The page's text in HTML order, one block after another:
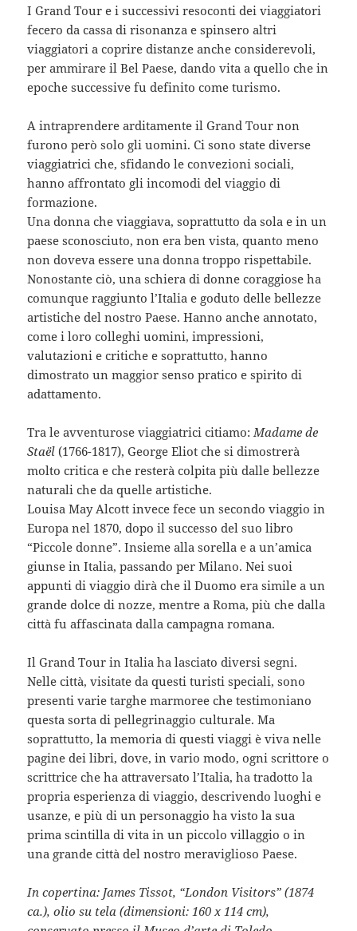
I Grand Tour e i successivi resoconti dei viaggiatori
fecero da cassa di risonanza e spinsero altri
viaggiatori a coprire distanze anche considerevoli,
per ammirare il Bel Paese, dando vita a quello che in
epoche successive fu definito come turismo.
A intraprendere arditamente il Grand Tour non
furono però solo gli uomini. Ci sono state diverse
viaggiatrici che, sfidando le convezioni sociali,
hanno affrontato gli incomodi del viaggio di
formazione.
Una donna che viaggiava, soprattutto da sola e in un
paese sconosciuto, non era ben vista, quanto meno
non doveva essere una donna troppo rispettabile.
Nonostante ciò, una schiera di donne coraggiose ha
comunque raggiunto l’Italia e goduto delle bellezze
artistiche del nostro Paese. Hanno anche annotato,
come i loro colleghi uomini, impressioni,
valutazioni e critiche e soprattutto, hanno
dimostrato un maggior senso pratico e spirito di
adattamento.
Tra le avventurose viaggiatrici citiamo:Madame de
Staël (1766-1817), George Eliot che si dimostrerà
molto critica e che resterà colpita più dalle bellezze
naturali che da quelle artistiche.
Louisa May Alcott invece fece un secondo viaggio in
Europa nel 1870, dopo il successo del suo libro
“Piccole donne”. Insieme alla sorella e a un’amica
giunse in Italia, passando per Milano. Nei suoi
appunti di viaggio dirà che il Duomo era simile a un
grande dolce di nozze, mentre a Roma, più che dalla
città fu affascinata dalla campagna romana.
Il Grand Tour in Italia ha lasciato diversi segni.
Nelle città, visitate da questi turisti speciali, sono
presenti varie targhe marmoree che testimoniano
questa sorta di pellegrinaggio culturale. Ma
soprattutto, la memoria di questi viaggi è viva nelle
pagine dei libri, dove, in vario modo, ogni scrittore o
scrittrice che ha attraversato l’Italia, ha tradotto la
propria esperienza di viaggio, descrivendo luoghi e
usanze, e più di un personaggio ha visto la sua
prima scintilla di vita in un piccolo villaggio o in
una grande città del nostro meraviglioso Paese.
In copertina: James Tissot, “London Visitors” (1874
ca.), olio su tela (dimensioni: 160 x 114 cm),